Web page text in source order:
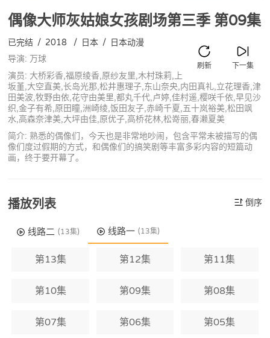
偶像大师灰姑娘女孩剧场第三季第09集
下一集
刷新
已完结 / 2018 / 日本 / 日本动漫
导演: 万球
演员: 大桥彩香,福原绫香,原纱友里,木村珠莉,上
坂堇,大空直美,长岛光那,松井惠理子,东山奈央,内田真礼,立花理香,津
田美波,牧野由依,花守由美里,都丸千代,卢婷,佳村遥,樱咲千依,早见沙
织,金子有希,原田瞳,洲崎绫,饭田友子,赤崎千夏,五十岚裕美,松田飒
水,高森奈津美,大坪由佳,原优子,高桥花林,松嵜丽,春濑夏美
简介: 熟悉的偶像们，今天也是非常地吵闹，包含平常未被描写的偶
像们度过假期的方式，和偶像们的搞笑剧等丰富多彩内容的短篇动
画，终于要开幕了。
播放列表 倒序
线路二 (13集) 线路一 (13集)
第13集 第12集 第11集
第10集 第09集 第08集
第07集 第06集 第05集